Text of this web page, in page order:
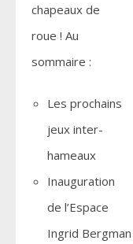
chapeaux de
roue ! Au
sommaire :
Les prochains
jeux inter-
hameaux
Inauguration
de l’Espace
Ingrid